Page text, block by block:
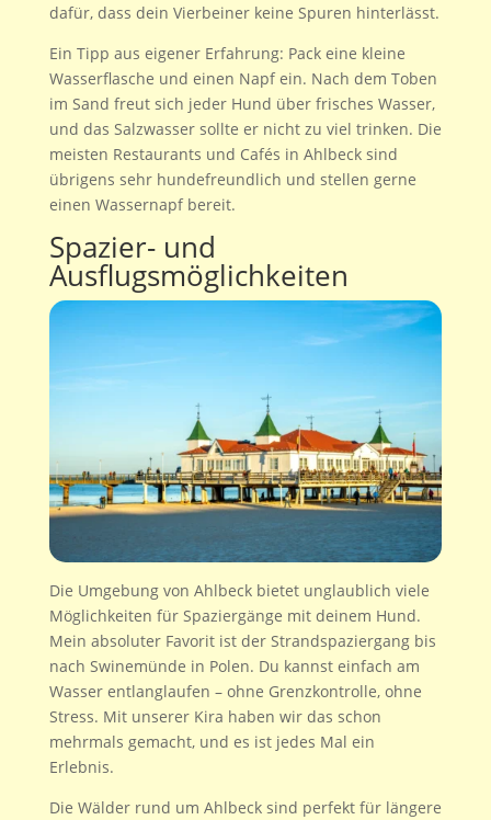
dafür, dass dein Vierbeiner keine Spuren hinterlässt.
Ein Tipp aus eigener Erfahrung: Pack eine kleine
Wasserflasche und einen Napf ein. Nach dem Toben
im Sand freut sich jeder Hund über frisches Wasser,
und das Salzwasser sollte er nicht zu viel trinken. Die
meisten Restaurants und Cafés in Ahlbeck sind
übrigens sehr hundefreundlich und stellen gerne
einen Wassernapf bereit.
Spazier- und
Ausflugsmöglichkeiten
Die Umgebung von Ahlbeck bietet unglaublich viele
Möglichkeiten für Spaziergänge mit deinem Hund.
Mein absoluter Favorit ist der Strandspaziergang bis
nach Swinemünde in Polen. Du kannst einfach am
Wasser entlanglaufen – ohne Grenzkontrolle, ohne
Stress. Mit unserer Kira haben wir das schon
mehrmals gemacht, und es ist jedes Mal ein
Erlebnis.
Die Wälder rund um Ahlbeck sind perfekt für längere